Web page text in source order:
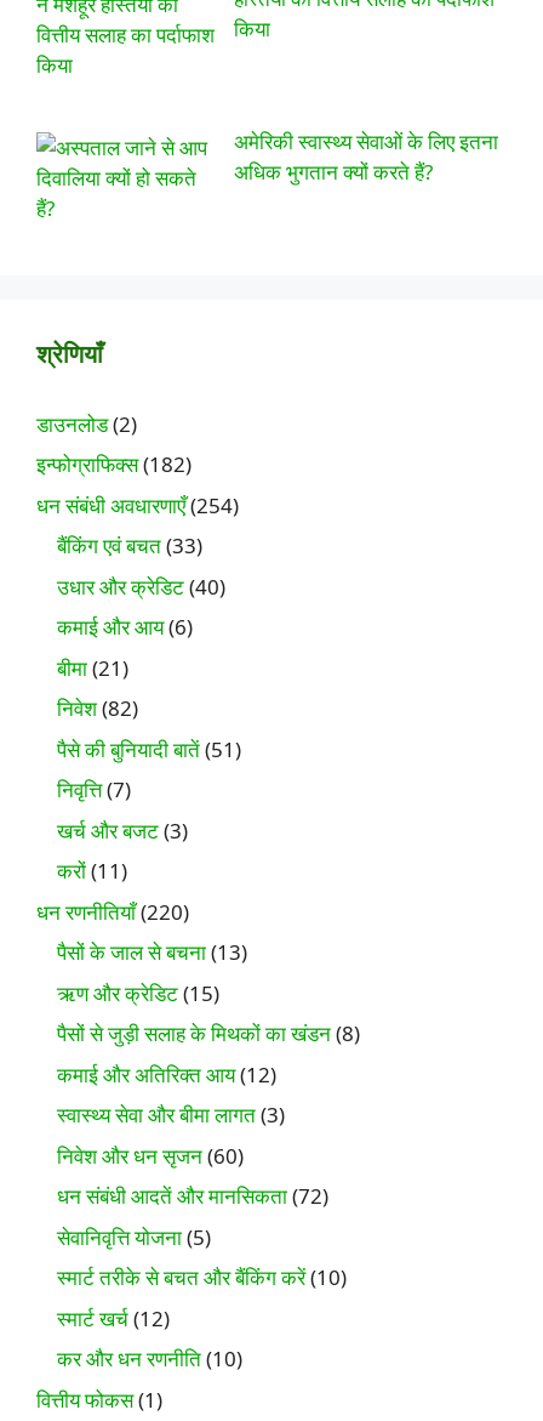
किया
अमेरिकी स्वास्थ्य सेवाओं के लिए इतना
अधिक भुगतान क्यों करते हैं?
श्रेणियाँ
डाउनलोड(2)
इन्फोग्राफिक्स(182)
धन संबंधी अवधारणाएँ(254)
बैंकिंग एवं बचत(33)
उधार और क्रेडिट(40)
कमाई और आय(6)
बीमा(21)
निवेश(82)
पैसे की बुनियादी बातें(51)
निवृत्ति(7)
खर्च और बजट(3)
करों(11)
धन रणनीतियाँ(220)
पैसों के जाल से बचना(13)
ऋण और क्रेडिट(15)
पैसों से जुड़ी सलाह के मिथकों का खंडन(8)
कमाई और अतिरिक्त आय(12)
स्वास्थ्य सेवा और बीमा लागत(3)
निवेश और धन सृजन(60)
धन संबंधी आदतें और मानसिकता(72)
सेवानिवृत्ति योजना(5)
स्मार्ट तरीके से बचत और बैंकिंग करें(10)
स्मार्ट खर्च(12)
कर और धन रणनीति(10)
वित्तीय फोकस(1)